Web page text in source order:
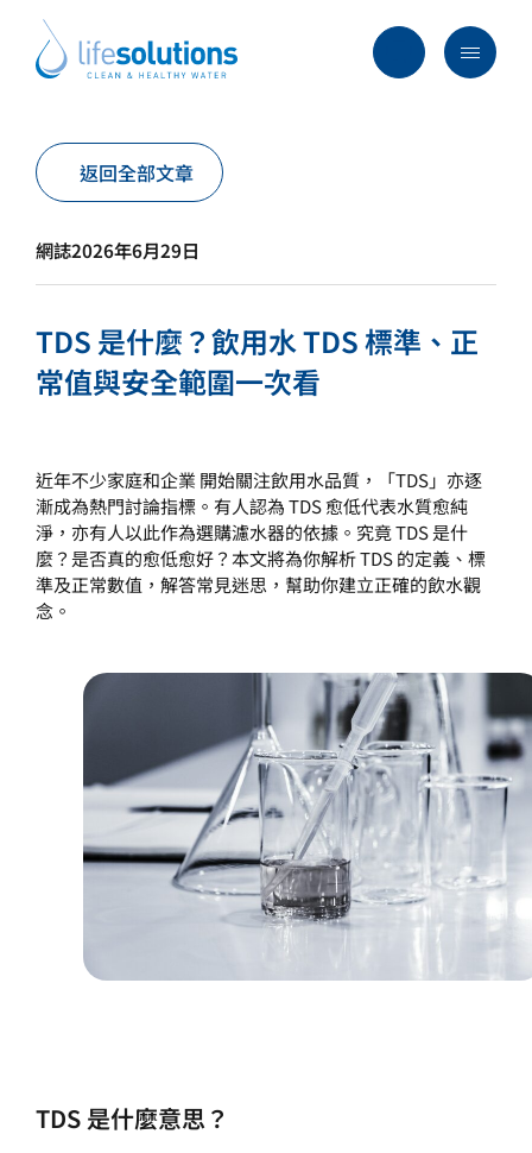
content
香
港
Menu
行業及方案
主要服務
所有產品
最新資訊
常見問題
返回全部文章
網誌2026年6月29日
TDS 是什麼？飲用水 TDS 標準、正
常值與安全範圍一次看
近年不少家庭和企業 開始關注飲用水品質，「TDS」亦逐
漸成為熱門討論指標。有人認為 TDS 愈低代表水質愈純
淨，亦有人以此作為選購濾水器的依據。究竟 TDS 是什
麼？是否真的愈低愈好？本文將為你解析 TDS 的定義、標
準及正常數值，解答常見迷思，幫助你建立正確的飲水觀
念。
TDS 是什麼意思？